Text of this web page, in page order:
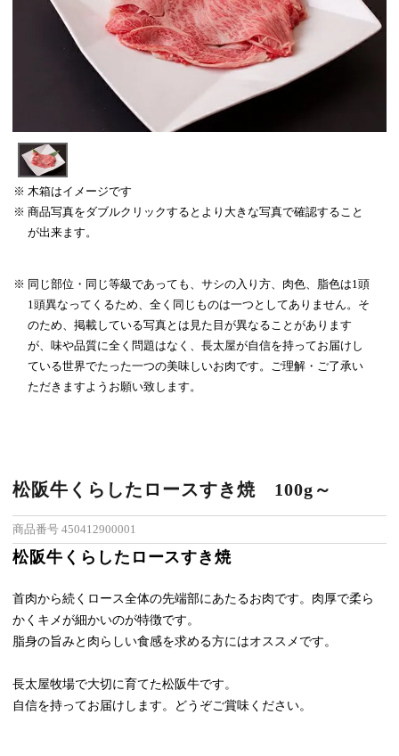
木箱はイメージです
商品写真をダブルクリックするとより大きな写真で確認すること
が出来ます。
同じ部位・同じ等級であっても、サシの入り方、肉色、脂色は1頭
1頭異なってくるため、全く同じものは一つとしてありません。そ
のため、掲載している写真とは見た目が異なることがあります
が、味や品質に全く問題はなく、長太屋が自信を持ってお届けし
ている世界でたった一つの美味しいお肉です。ご理解・ご了承い
ただきますようお願い致します。
松阪牛くらしたロースすき焼 100g～
商品番号 450412900001
松阪牛くらしたロースすき焼
首肉から続くロース全体の先端部にあたるお肉です。肉厚で柔ら
かくキメが細かいのが特徴です。
脂身の旨みと肉らしい食感を求める方にはオススメです。
長太屋牧場で大切に育てた松阪牛です。
自信を持ってお届けします。どうぞご賞味ください。